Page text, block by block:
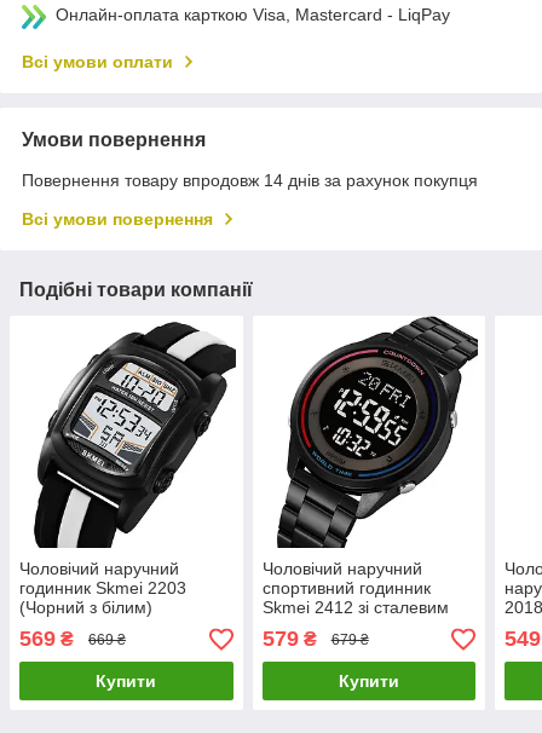
Онлайн-оплата карткою Visa, Mastercard - LiqPay
Всі умови оплати
Умови повернення
Повернення товару впродовж 14 днів за рахунок покупця
Всі умови повернення
Подібні товари компанії
Чоловічий наручний
годинник Skmei 2203
(Чорний з білим)
569 ₴ 669 ₴
Купити
Чоловічий наручний
спортивний годинник
Skmei 2412 зі сталевим
браслетом (Чорний)
579₴ 679 ₴
Купити
549